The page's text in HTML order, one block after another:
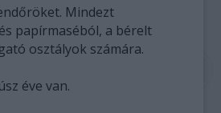
Mindezt
papírmaséból, a bérelt
osztályok számára.
éve van.